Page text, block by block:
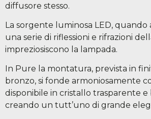
diffusore stesso.
La sorgente luminosa LED, quando
una serie di riflessioni e rifrazioni
impreziosiscono la lampada.
In Pure la montatura, prevista in
bronzo, si fonde armoniosamente
disponibile in cristallo trasparente e
creando un tutt’uno di grande